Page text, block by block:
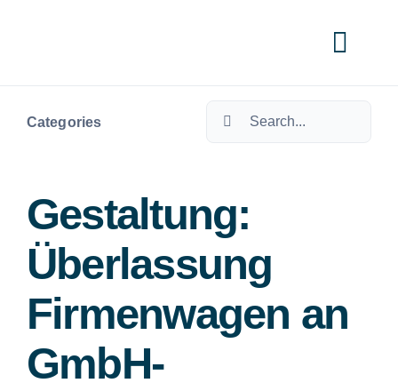
Categories
Search
Gestaltung:
Überlassung
Firmenwagen an
GmbH-